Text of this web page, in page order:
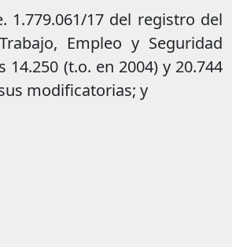
1.779.061/17 del registro del
Empleo y Seguridad
14.250 (t.o. en 2004) y 20.744
modificatorias; y